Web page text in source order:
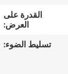
أخبار
حالات
القدرة على
العرض:
تسليط الضوء: